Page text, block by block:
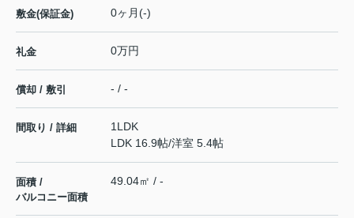
敷金(保証金) 0ヶ月(-)
礼金 0万円
償却 / 敷引 - / -
間取り / 詳細
1LDK
LDK 16.9帖/洋室 5.4帖
面積 /
バルコニー面積
49.04㎡ / -